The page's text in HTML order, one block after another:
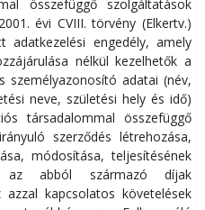
összefüggő szolgáltatások
évi CVIII. törvény (Elkertv.)
adatkezelési engedély, amely
nélkül kezelhetők a
személyazonosító adatai (név,
neve, születési hely és idő)
társadalommal összefüggő
szerződés létrehozása,
módosítása, teljesítésének
az abból származó díjak
kapcsolatos követelések